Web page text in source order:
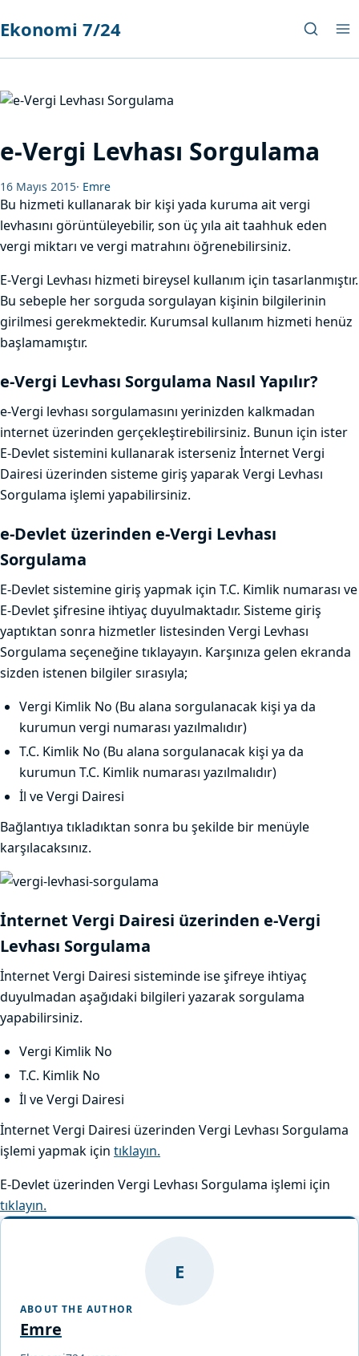
Ekonomi 7/24
e-Vergi Levhası Sorgulama
16 Mayıs 2015· Emre
Bu hizmeti kullanarak bir kişi yada kuruma ait vergi
levhasını görüntüleyebilir, son üç yıla ait taahhuk eden
vergi miktarı ve vergi matrahını öğrenebilirsiniz.
E-Vergi Levhası hizmeti bireysel kullanım için tasarlanmıştır.
Bu sebeple her sorguda sorgulayan kişinin bilgilerinin
girilmesi gerekmektedir. Kurumsal kullanım hizmeti henüz
başlamamıştır.
e-Vergi Levhası Sorgulama Nasıl Yapılır?
e-Vergi levhası sorgulamasını yerinizden kalkmadan
internet üzerinden gerçekleştirebilirsiniz. Bunun için ister
E-Devlet sistemini kullanarak isterseniz İnternet Vergi
Dairesi üzerinden sisteme giriş yaparak Vergi Levhası
Sorgulama işlemi yapabilirsiniz.
e-Devlet üzerinden e-Vergi Levhası
Sorgulama
E-Devlet sistemine giriş yapmak için T.C. Kimlik numarası ve
E-Devlet şifresine ihtiyaç duyulmaktadır. Sisteme giriş
yaptıktan sonra hizmetler listesinden Vergi Levhası
Sorgulama seçeneğine tıklayayın. Karşınıza gelen ekranda
sizden istenen bilgiler sırasıyla;
Vergi Kimlik No (Bu alana sorgulanacak kişi ya da
kurumun vergi numarası yazılmalıdır)
T.C. Kimlik No (Bu alana sorgulanacak kişi ya da
kurumun T.C. Kimlik numarası yazılmalıdır)
İl ve Vergi Dairesi
Bağlantıya tıkladıktan sonra bu şekilde bir menüyle
karşılacaksınız.
İnternet Vergi Dairesi üzerinden e-Vergi
Levhası Sorgulama
İnternet Vergi Dairesi sisteminde ise şifreye ihtiyaç
duyulmadan aşağıdaki bilgileri yazarak sorgulama
yapabilirsiniz.
Vergi Kimlik No
T.C. Kimlik No
İl ve Vergi Dairesi
İnternet Vergi Dairesi üzerinden Vergi Levhası Sorgulama
işlemi yapmak için tıklayın.
E-Devlet üzerinden Vergi Levhası Sorgulama işlemi için
tıklayın.
E
ABOUT THE AUTHOR
Emre